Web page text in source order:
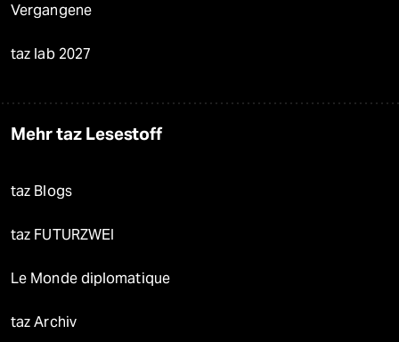
Vergangene
taz lab 2027
Mehr taz Lesestoff
taz Blogs
taz FUTURZWEI
Le Monde diplomatique
taz Archiv